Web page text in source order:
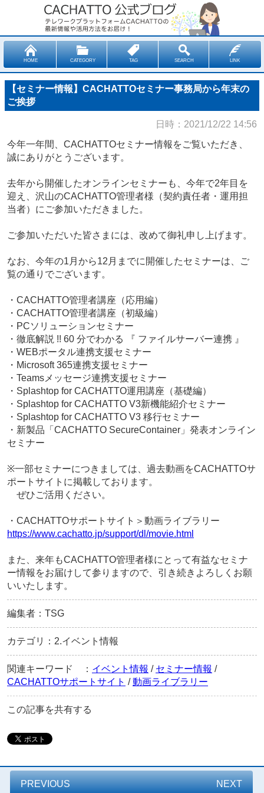
HOME CATEGORY TAG SEARCH LINK
【セミナー情報】CACHATTOセミナー事務局から年末の
ご挨拶
日時：2021/12/22 14:56
今年一年間、CACHATTOセミナー情報をご覧いただき、
誠にありがとうございます。
去年から開催したオンラインセミナーも、今年で2年目を
迎え、沢山のCACHATTO管理者様（契約責任者・運用担
当者）にご参加いただきました。
ご参加いただいた皆さまには、改めて御礼申し上げます。
なお、今年の1月から12月までに開催したセミナーは、ご
覧の通りでございます。
・CACHATTO管理者講座（応用編）
・CACHATTO管理者講座（初級編）
・PCソリューションセミナー
・徹底解説 !! 60 分でわかる 『 ファイルサーバー連携 』
・WEBポータル連携支援セミナー
・Microsoft 365連携支援セミナー
・Teamsメッセージ連携支援セミナー
・Splashtop for CACHATTO運用講座（基礎編）
・Splashtop for CACHATTO V3新機能紹介セミナー
・Splashtop for CACHATTO V3 移行セミナー
・新製品「CACHATTO SecureContainer」発表オンライン
セミナー
※一部セミナーにつきましては、過去動画をCACHATTOサ
ポートサイトに掲載しております。
ぜひご活用ください。
・CACHATTOサポートサイト＞動画ライブラリー
https://www.cachatto.jp/support/dl/movie.html
また、来年もCACHATTO管理者様にとって有益なセミナ
ー情報をお届けして参りますので、引き続きよろしくお願
いいたします。
編集者：TSG
カテゴリ：2.イベント情報
関連キーワード ： イベント情報 / セミナー情報 /
CACHATTOサポートサイト /動画ライブラリー
この記事を共有する
NEXT
PREVIOUS